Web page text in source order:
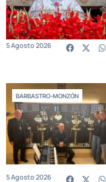
5 Agosto 2026
BARBASTRO-MONZÓN
5 Agosto 2026